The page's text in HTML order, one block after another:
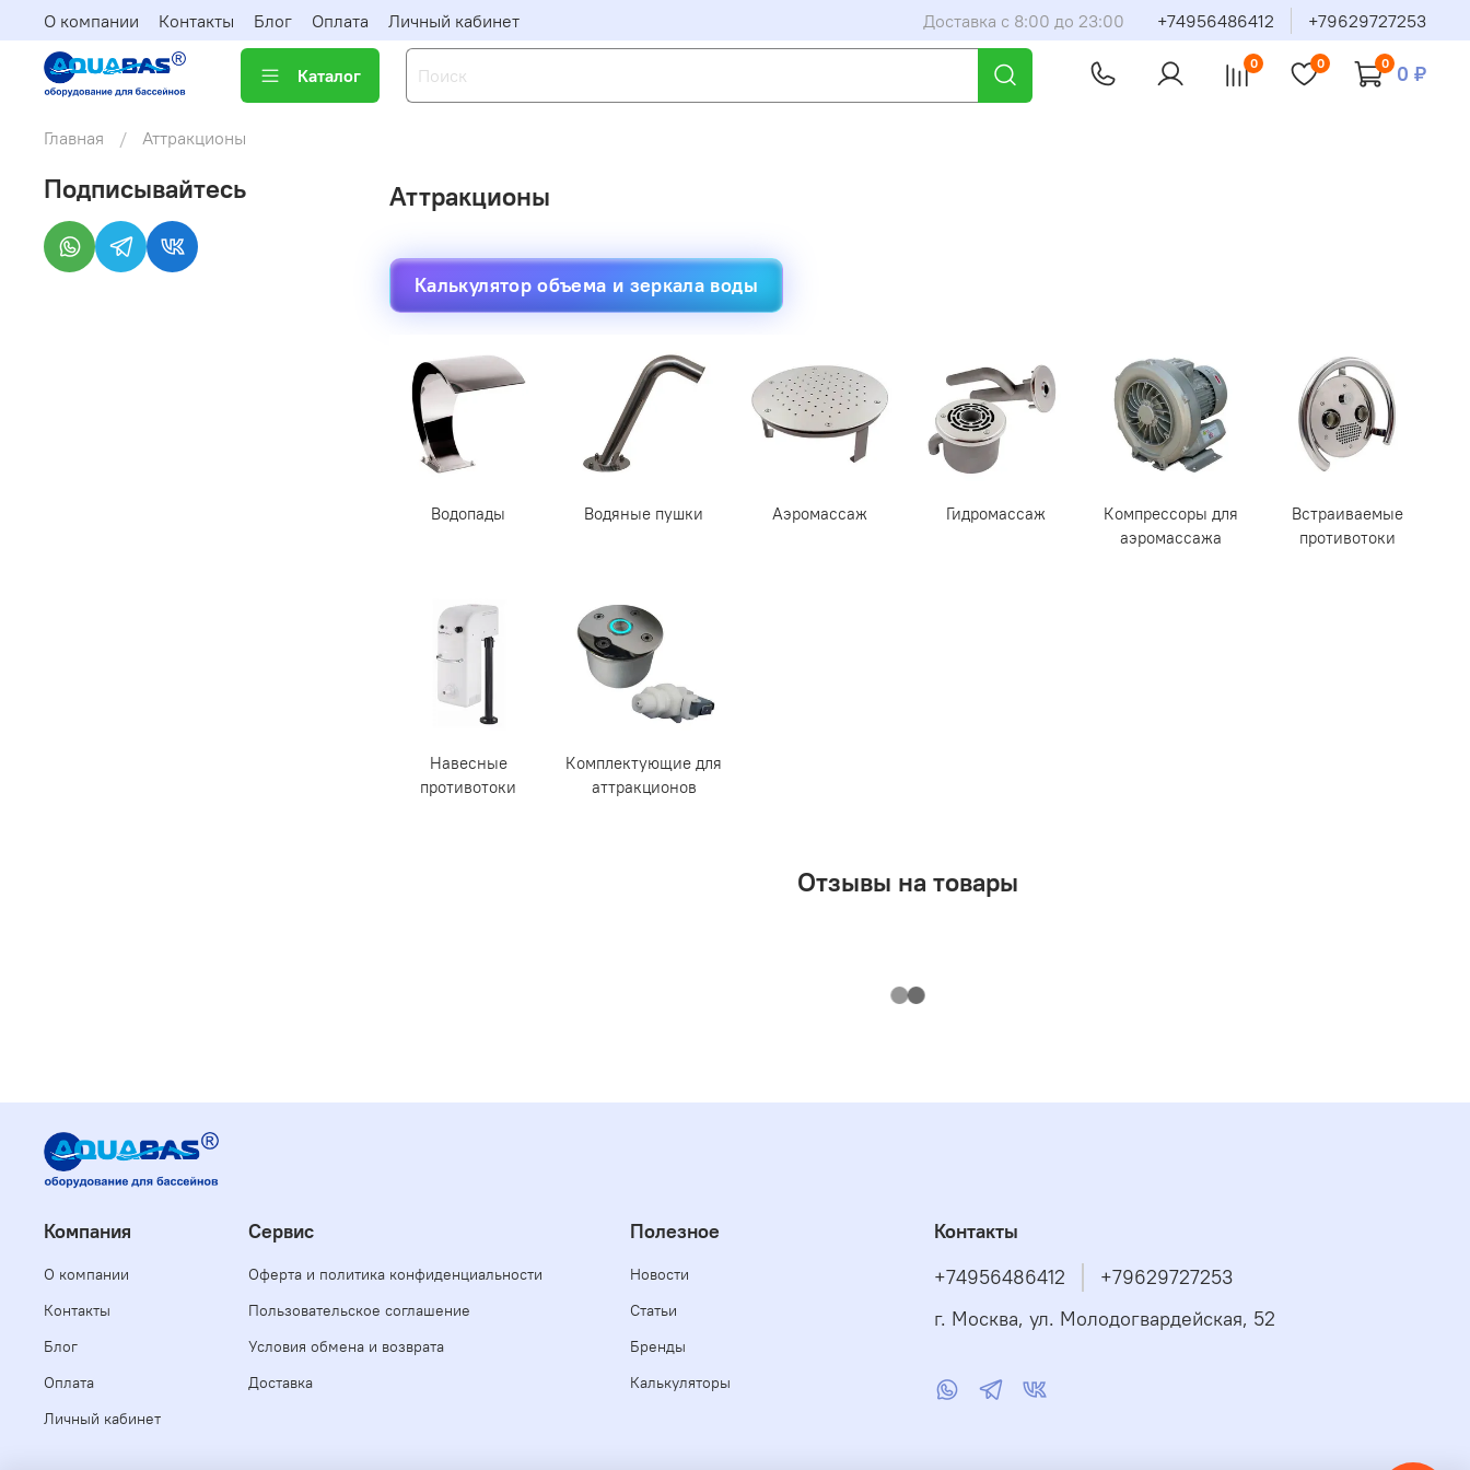
О компании Контакты Блог Оплата Личный кабинет Доставка с 8:00 до 23:00 +74956486412 +79629727253
Каталог
0 0 0 0 ₽
Главная Аттракционы
Аттракционы
Калькулятор объема и зеркала воды
Водопады Водяные пушки Аэромассаж Гидромассаж
Компрессоры для
аэромассажа
Встраиваемые
противотоки
Навесные
противотоки
Комплектующие для
аттракционов
Отзывы на товары
Подписывайтесь
Компания
О компании
Контакты
Блог
Оплата
Личный кабинет
Сервис
Оферта и политика конфиденциальности
Пользовательское соглашение
Условия обмена и возврата
Доставка
Полезное
Новости
Статьи
Бренды
Калькуляторы
Контакты
+74956486412
+79629727253
г. Москва, ул. Молодогвардейская, 52